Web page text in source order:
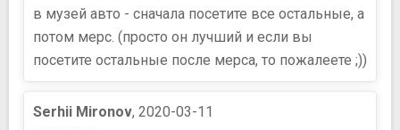
в музей авто - сначала посетите все остальные, а
потом мерс. (просто он лучший и если вы
посетите остальные после мерса, то пожалеете ;))
Serhii Mironov, 2020-03-11